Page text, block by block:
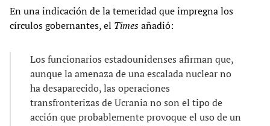
En una indicación de la temeridad que impregna los
círculos gobernantes, el Timesañadió:
Los funcionarios estadounidenses afirman que,
aunque la amenaza de una escalada nuclear no
ha desaparecido, las operaciones
transfronterizas de Ucrania no son el tipo de
acción que probablemente provoque el uso de un